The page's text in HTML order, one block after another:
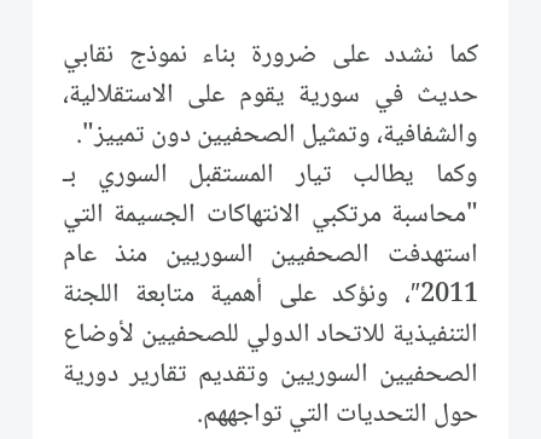
كما نشدد على ضرورة بناء نموذج نقابي
حديث في سورية يقوم على الاستقلالية،
والشفافية، وتمثيل الصحفيين دون تمييز".
وكما يطالب تيار المستقبل السوري بـ
"محاسبة مرتكبي الانتهاكات الجسيمة التي
استهدفت الصحفيين السوريين منذ عام
2011″، ونؤكد على أهمية متابعة اللجنة
التنفيذية للاتحاد الدولي للصحفيين لأوضاع
الصحفيين السوريين وتقديم تقارير دورية
حول التحديات التي تواجههم.